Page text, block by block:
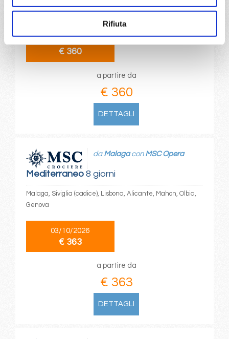
Rifiuta
€ 360
a partire da
€ 360
DETTAGLI
Mediterraneo8 giorni
da Malagacon MSC Opera
Malaga, Siviglia (cadice), Lisbona, Alicante, Mahon, Olbia,
Genova
03/10/2026
€ 363
a partire da
€ 363
DETTAGLI